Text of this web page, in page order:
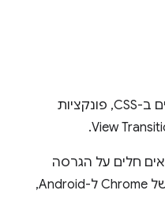
סוגי צבעים ומרחבי צבעים חדשים ב-CSS, פונקציות
חלים על הגרסה
החדשה ביותר של ערוץ הבטא של Chrome ל-Android,‏